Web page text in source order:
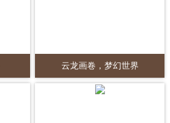
云龙画卷，梦幻世界